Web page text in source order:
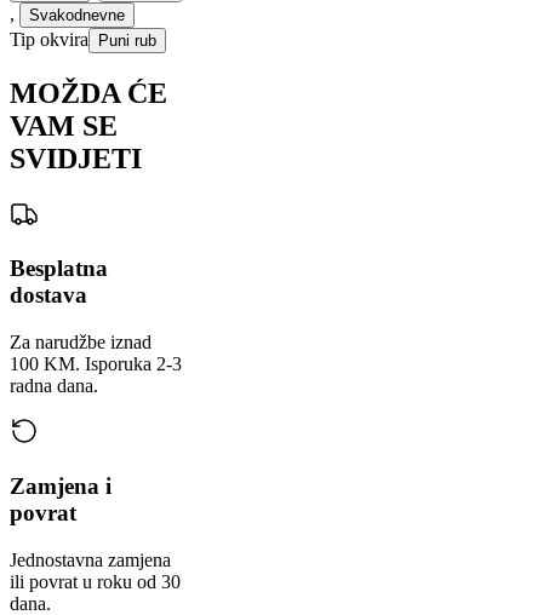
, Svakodnevne
Tip okvira Puni rub
MOŽDA ĆE
VAM SE
SVIDJETI
Besplatna
dostava
Za narudžbe iznad
100 KM. Isporuka 2-3
radna dana.
Zamjena i
povrat
Jednostavna zamjena
ili povrat u roku od 30
dana.